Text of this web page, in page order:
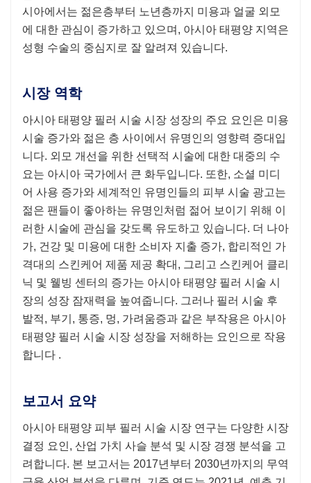
시아에서는 젊은층부터 노년층까지 미용과 얼굴 외모
에 대한 관심이 증가하고 있으며, 아시아 태평양 지역은
성형 수술의 중심지로 잘 알려져 있습니다.
시장 역학
아시아 태평양 필러 시술 시장 성장의 주요 요인은 미용
시술 증가와 젊은 층 사이에서 유명인의 영향력 증대입
니다. 외모 개선을 위한 선택적 시술에 대한 대중의 수
요는 아시아 국가에서 큰 화두입니다. 또한, 소셜 미디
어 사용 증가와 세계적인 유명인들의 피부 시술 광고는
젊은 팬들이 좋아하는 유명인처럼 젊어 보이기 위해 이
러한 시술에 관심을 갖도록 유도하고 있습니다. 더 나아
가, 건강 및 미용에 대한 소비자 지출 증가, 합리적인 가
격대의 스킨케어 제품 제공 확대, 그리고 스킨케어 클리
닉 및 웰빙 센터의 증가는 아시아 태평양 필러 시술 시
장의 성장 잠재력을 높여줍니다. 그러나 필러 시술 후
발적, 부기, 통증, 멍, 가려움증과 같은 부작용은 아시아
태평양 필러 시술 시장 성장을 저해하는 요인으로 작용
합니다 .
보고서 요약
아시아 태평양 피부 필러 시술 시장 연구는 다양한 시장
결정 요인, 산업 가치 사슬 분석 및 시장 경쟁 분석을 고
려합니다. 본 보고서는 2017년부터 2030년까지의 무역